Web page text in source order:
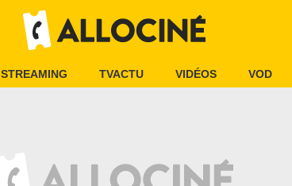
STREAMING TVACTU VIDÉOS VOD